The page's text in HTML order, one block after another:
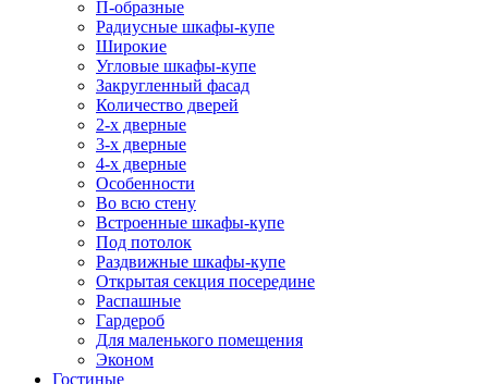
П-образные
Радиусные шкафы-купе
Широкие
Угловые шкафы-купе
Закругленный фасад
Количество дверей
2-х дверные
3-х дверные
4-х дверные
Особенности
Во всю стену
Встроенные шкафы-купе
Под потолок
Раздвижные шкафы-купе
Открытая секция посередине
Распашные
Гардероб
Для маленького помещения
Эконом
Гостиные